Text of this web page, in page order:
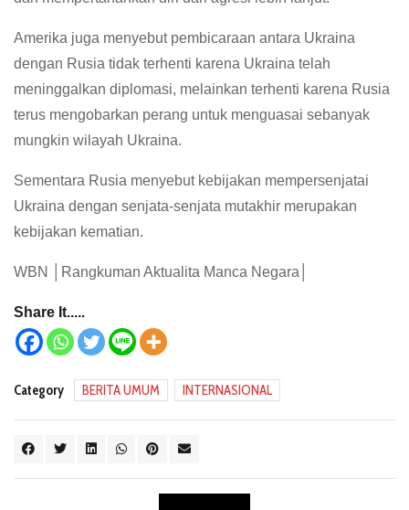
Amerika juga menyebut pembicaraan antara Ukraina
dengan Rusia tidak terhenti karena Ukraina telah
meninggalkan diplomasi, melainkan terhenti karena Rusia
terus mengobarkan perang untuk menguasai sebanyak
mungkin wilayah Ukraina.
Sementara Rusia menyebut kebijakan mempersenjatai
Ukraina dengan senjata-senjata mutakhir merupakan
kebijakan kematian.
WBN │Rangkuman Aktualita Manca Negara│
Share It.....
Category BERITA UMUM INTERNASIONAL